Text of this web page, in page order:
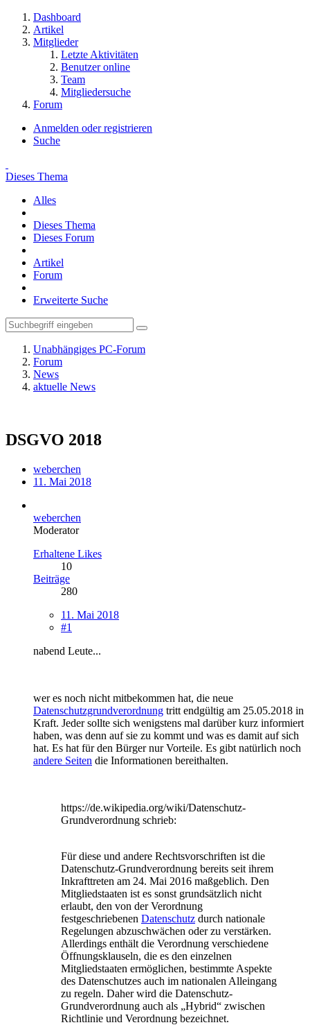
Dashboard
Artikel
Mitglieder
Letzte Aktivitäten
Benutzer online
Team
Mitgliedersuche
Forum
Anmelden oder registrieren
Suche
Dieses Thema
Alles
Dieses Thema
Dieses Forum
Artikel
Forum
Erweiterte Suche
Unabhängiges PC-Forum
Forum
News
aktuelle News
DSGVO 2018
weberchen
11. Mai 2018
weberchen
Moderator
Erhaltene Likes
10
Beiträge
280
11. Mai 2018
#1
nabend Leute...
wer es noch nicht mitbekommen hat, die neue
Datenschutzgrundverordnung tritt endgültig am 25.05.2018 in
Kraft. Jeder sollte sich wenigstens mal darüber kurz informiert
haben, was denn auf sie zu kommt und was es damit auf sich
hat. Es hat für den Bürger nur Vorteile. Es gibt natürlich noch
andere Seiten die Informationen bereithalten.
https://de.wikipedia.org/wiki/Datenschutz-
Grundverordnung schrieb:
Für diese und andere Rechtsvorschriften ist die
Datenschutz-Grundverordnung bereits seit ihrem
Inkrafttreten am 24. Mai 2016 maßgeblich. Den
Mitgliedstaaten ist es sonst grundsätzlich nicht
erlaubt, den von der Verordnung
festgeschriebenen Datenschutz durch nationale
Regelungen abzuschwächen oder zu verstärken.
Allerdings enthält die Verordnung verschiedene
Öffnungsklauseln, die es den einzelnen
Mitgliedstaaten ermöglichen, bestimmte Aspekte
des Datenschutzes auch im nationalen Alleingang
zu regeln. Daher wird die Datenschutz-
Grundverordnung auch als „Hybrid“ zwischen
Richtlinie und Verordnung bezeichnet.